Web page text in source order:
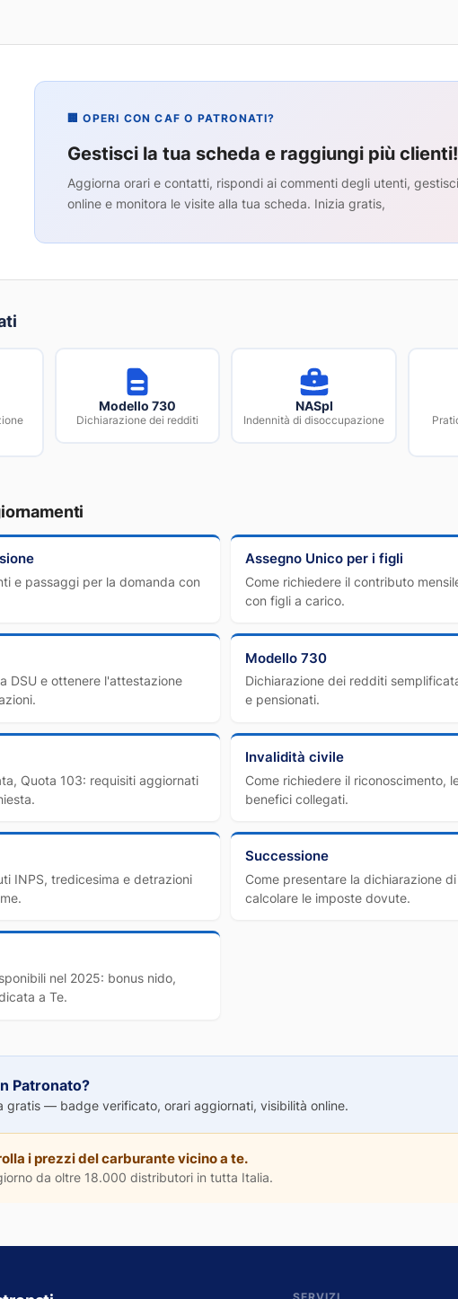
🏢 OPERI CON CAF O PATRONATI?
Gestisci la tua scheda e raggiungi più clienti!
Aggiorna orari e contatti, rispondi ai commenti degli utenti,
online e monitora le visite alla tua scheda. Inizia gratis,
Modello 730
Dichiarazione dei redditi
NASpI
Indennità di disoccupazione
e passaggi per la domanda con
Assegno Unico per i figli
Come richiedere il contributo
con figli a carico.
DSU e ottenere l'attestazione
Modello 730
Dichiarazione dei redditi
e pensionati.
Quota 103: requisiti aggiornati
Invalidità civile
Come richiedere il riconoscimento,
benefici collegati.
INPS, tredicesima e detrazioni
Successione
Come presentare la dichiarazione
calcolare le imposte dovute.
nel 2025: bonus nido,
a Te.
Patronato?
gratis — badge verificato, orari aggiornati, visibilità online.
i prezzi del carburante vicino a te.
da oltre 18.000 distributori in tutta Italia.